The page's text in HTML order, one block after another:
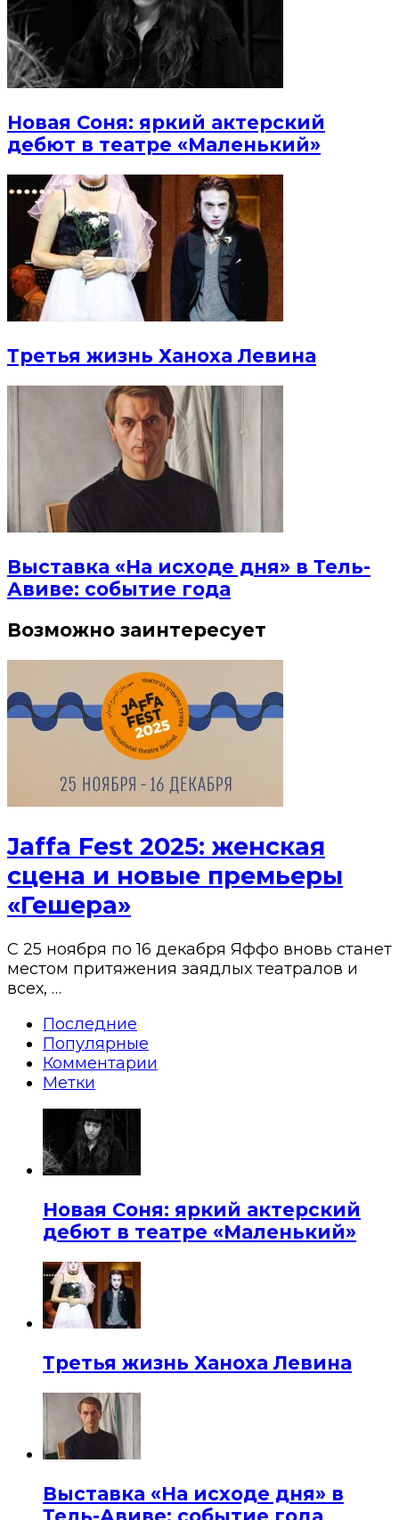
Новая Соня: яркий актерский
дебют в театре «Маленький»
Третья жизнь Ханоха Левина
Выставка «На исходе дня» в Тель-
Авиве: событие года
Возможно заинтересует
Jaffa Fest 2025: женская
сцена и новые премьеры
«Гешера»
С 25 ноября по 16 декабря Яффо вновь станет
местом притяжения заядлых театралов и
всех, …
Последние
Популярные
Комментарии
Метки
Новая Соня: яркий актерский
дебют в театре «Маленький»
Третья жизнь Ханоха Левина
Выставка «На исходе дня» в